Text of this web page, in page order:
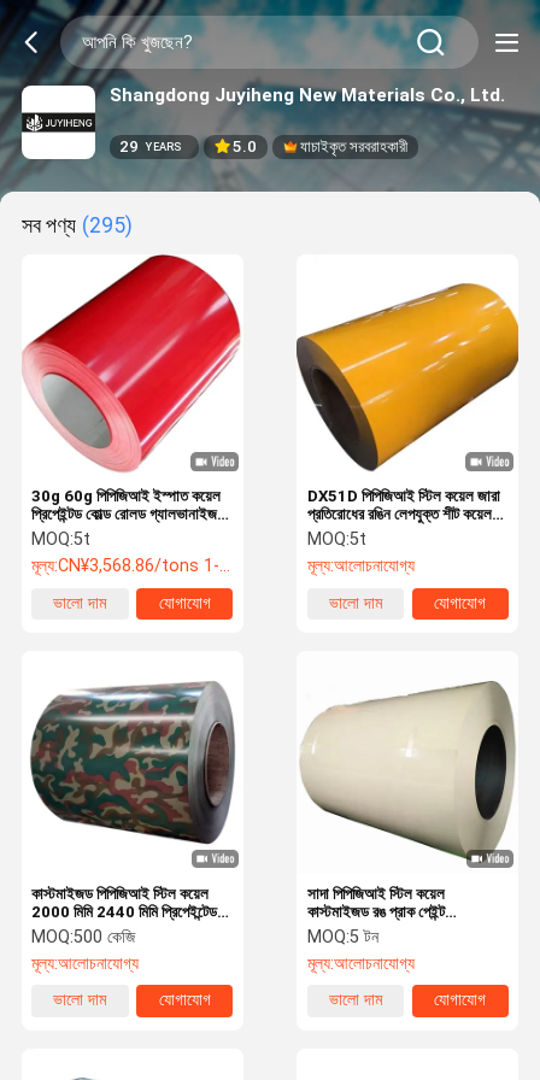
Shangdong Juyiheng New Materials Co., Ltd.
29 YEARS 5.0 যাচাইকৃত সরবরাহকারী
সব পণ্য (295)
30g 60g পিপিজিআই ইস্পাত কয়েল
প্রিপেইন্টড কোল্ড রোলড গ্যালভানাইজড
ইস্পাত কয়েল
MOQ:5t
মূল্য:CN¥3,568.86/tons 1-49 tons
ভালো দাম
যোগাযোগ
DX51D পিপিজিআই স্টিল কয়েল জারা
প্রতিরোধের রঙিন লেপযুক্ত শীট কয়েল
1000mm - 12000mm
MOQ:5t
মূল্য:আলোচনাযোগ্য
ভালো দাম
যোগাযোগ
কাস্টমাইজড পিপিজিআই স্টিল কয়েল
2000 মিমি 2440 মিমি প্রিপেইন্টেড
গ্যালভানাইজড স্টিল কয়েল
MOQ:500 কেজি
মূল্য:আলোচনাযোগ্য
ভালো দাম
যোগাযোগ
সাদা পিপিজিআই স্টিল কয়েল
কাস্টমাইজড রঙ প্রাক পেইন্ট
গ্যালভানাইজড কয়েল Q235
MOQ:5 টন
মূল্য:আলোচনাযোগ্য
ভালো দাম
যোগাযোগ